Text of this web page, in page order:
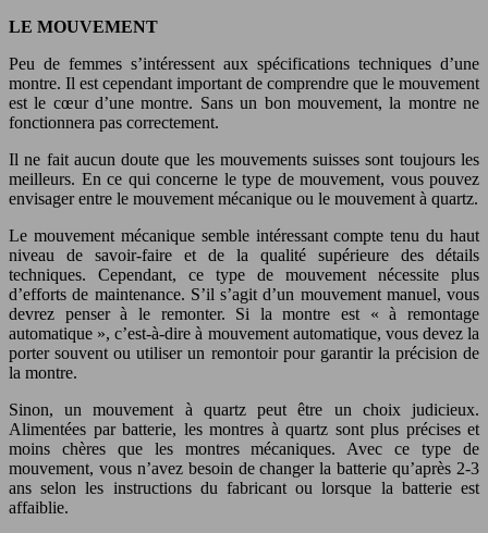
LE MOUVEMENT
Peu de femmes s’intéressent aux spécifications techniques d’une
montre. Il est cependant important de comprendre que le mouvement
est le cœur d’une montre. Sans un bon mouvement, la montre ne
fonctionnera pas correctement.
Il ne fait aucun doute que les mouvements suisses sont toujours les
meilleurs. En ce qui concerne le type de mouvement, vous pouvez
envisager entre le mouvement mécanique ou le mouvement à quartz.
Le mouvement mécanique semble intéressant compte tenu du haut
niveau de savoir-faire et de la qualité supérieure des détails
techniques. Cependant, ce type de mouvement nécessite plus
d’efforts de maintenance. S’il s’agit d’un mouvement manuel, vous
devrez penser à le remonter. Si la montre est « à remontage
automatique », c’est-à-dire à mouvement automatique, vous devez la
porter souvent ou utiliser un remontoir pour garantir la précision de
la montre.
Sinon, un mouvement à quartz peut être un choix judicieux.
Alimentées par batterie, les montres à quartz sont plus précises et
moins chères que les montres mécaniques. Avec ce type de
mouvement, vous n’avez besoin de changer la batterie qu’après 2-3
ans selon les instructions du fabricant ou lorsque la batterie est
affaiblie.